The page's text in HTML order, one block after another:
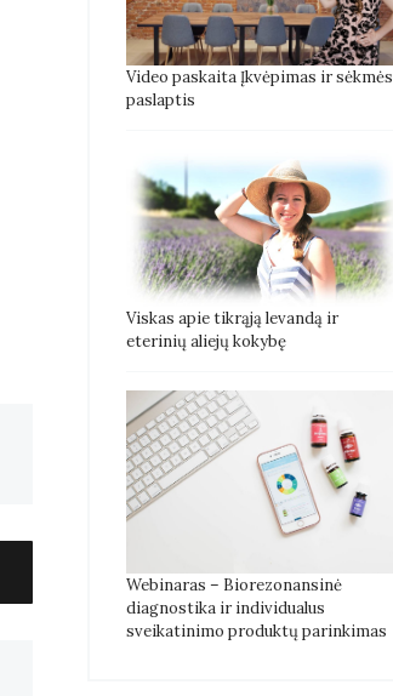
Video paskaita Įkvėpimas ir sėkmės
paslaptis
Viskas apie tikrąją levandą ir
eterinių aliejų kokybę
Webinaras – Biorezonansinė
diagnostika ir individualus
sveikatinimo produktų parinkimas